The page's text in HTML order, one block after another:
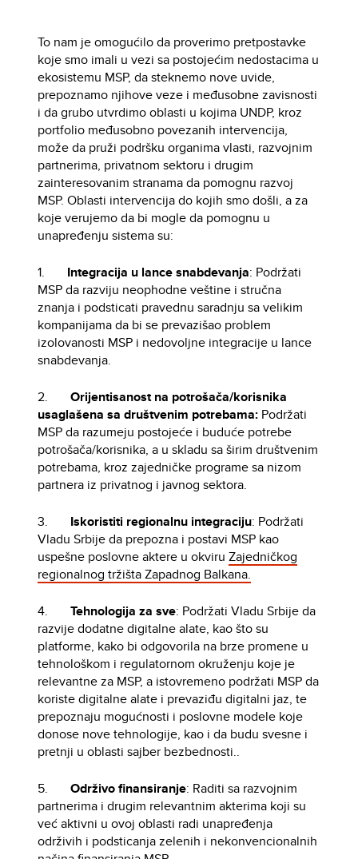
To nam je omogućilo da proverimo pretpostavke
koje smo imali u vezi sa postojećim nedostacima u
ekosistemu MSP, da steknemo nove uvide,
prepoznamo njihove veze i međusobne zavisnosti
i da grubo utvrdimo oblasti u kojima UNDP, kroz
portfolio međusobno povezanih intervencija,
može da pruži podršku organima vlasti, razvojnim
partnerima, privatnom sektoru i drugim
zainteresovanim stranama da pomognu razvoj
MSP. Oblasti intervencija do kojih smo došli, a za
koje verujemo da bi mogleda pomognu u
unapređenju sistema su:
1. Integracija u lance snabdevanja: Podržati
MSP da razviju neophodne veštine i stručna
znanja i podsticati pravednu saradnju sa velikim
kompanijama da bi se prevazišao problem
izolovanosti MSP i nedovoljne integracije u lance
snabdevanja.
2.Orijentisanost na potrošača/korisnika
usaglašena sa društvenim potrebama: Podržati
MSP da razumeju postojeće i buduće potrebe
potrošača/korisnika, a u skladu sa širim društvenim
potrebama, kroz zajedničke programe sa nizom
partnera iz privatnog i javnog sektora.
3. Iskoristiti regionalnu integraciju: Podržati
Vladu Srbije da prepozna i postavi MSP kao
uspešne poslovne aktere u okviruZajedničkog
regionalnog tržišta Zapadnog Balkana.
4.Tehnologija za sve: Podržati Vladu Srbije da
razvije dodatne digitalne alate, kao što su
platforme, kako bi odgovorila na brze promene u
tehnološkom i regulatornom okruženju koje je
relevantne za MSP, a istovremeno podržati MSP da
koriste digitalne alate i prevaziđu digitalni jaz, te
prepoznaju mogućnosti i poslovne modele koje
donose nove tehnologije, kao i da budu svesne i
pretnji u oblasti sajber bezbednosti..
5.Održivo finansiranje: Raditi sa razvojnim
partnerima i drugim relevantnim akterima koji su
već aktivni u ovoj oblasti radi unapređenja
održivih i podsticanja zelenih i nekonvencionalnih